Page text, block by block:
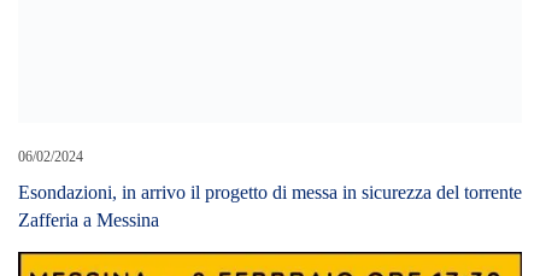
06/02/2024
Esondazioni, in arrivo il progetto di messa in sicurezza del torrente
Zafferia a Messina